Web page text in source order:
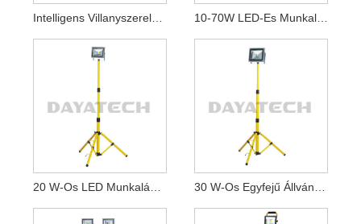
Intelligens Villanyszerelő 30 W Hordozható Állványos LED Munkalámpa